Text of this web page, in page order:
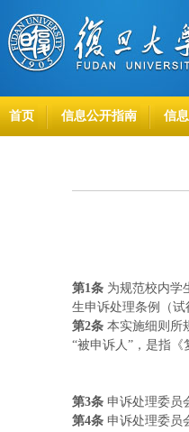
首页 信息公开指南 信
第1条 为规范校内学
生申诉处理条例（试
第2条 本实施细则所
“被申诉人”，是指
第3条 申诉处理委员
第4条 申诉处理委员